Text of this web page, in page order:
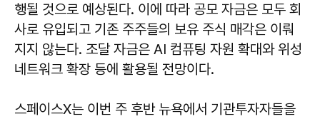
행될 것으로 예상된다. 이에 따라 공모 자금은 모두 회
사로 유입되고 기존 주주들의 보유 주식 매각은 이뤄
지지 않는다. 조달 자금은 AI 컴퓨팅 자원 확대와 위성
네트워크 확장 등에 활용될 전망이다.
스페이스X는 이번 주 후반 뉴욕에서 기관투자자들을